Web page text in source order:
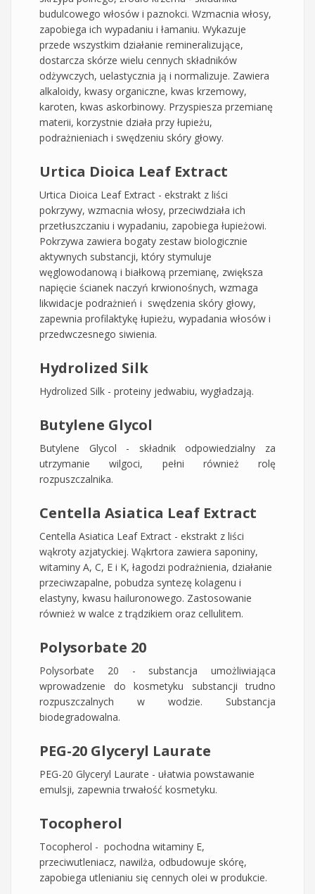
budulcowego włosów i paznokci. Wzmacnia włosy,
zapobiega ich wypadaniu i łamaniu. Wykazuje
przede wszystkim działanie remineralizujące,
dostarcza skórze wielu cennych składników
odżywczych, uelastycznia ją i normalizuje. Zawiera
alkaloidy, kwasy organiczne, kwas krzemowy,
karoten, kwas askorbinowy. Przyspiesza przemianę
materii, korzystnie działa przy łupieżu,
podrażnieniach i swędzeniu skóry głowy.
Urtica Dioica Leaf Extract
Urtica Dioica Leaf Extract - ekstrakt z liści
pokrzywy, wzmacnia włosy, przeciwdziała ich
przetłuszczaniu i wypadaniu, zapobiega łupieżowi.
Pokrzywa zawiera bogaty zestaw biologicznie
aktywnych substancji, który stymuluje
węglowodanową i białkową przemianę, zwiększa
napięcie ścianek naczyń krwionośnych, wzmaga
likwidacje podrażnień i swędzenia skóry głowy,
zapewnia profilaktykę łupieżu, wypadania włosów i
przedwczesnego siwienia.
Hydrolized Silk
Hydrolized Silk - proteiny jedwabiu, wygładzają.
Butylene Glycol
Butylene Glycol - składnik odpowiedzialny za
utrzymanie wilgoci, pełni również rolę
rozpuszczalnika.
Centella Asiatica Leaf Extract
Centella Asiatica Leaf Extract - ekstrakt z liści
wąkroty azjatyckiej. Wąkrtora zawiera saponiny,
witaminy A, C, E i K, łagodzi podrażnienia, działanie
przeciwzapalne, pobudza syntezę kolagenu i
elastyny, kwasu hailuronowego. Zastosowanie
również w walce z trądzikiem oraz cellulitem.
Polysorbate 20
Polysorbate 20 - substancja umożliwiająca
wprowadzenie do kosmetyku substancji trudno
rozpuszczalnych w wodzie. Substancja
biodegradowalna.
PEG-20 Glyceryl Laurate
PEG-20 Glyceryl Laurate - ułatwia powstawanie
emulsji, zapewnia trwałość kosmetyku.
Tocopherol
Tocopherol - pochodna witaminy E,
przeciwutleniacz, nawilża, odbudowuje skórę,
zapobiega utlenianiu się cennych olei w produkcie.